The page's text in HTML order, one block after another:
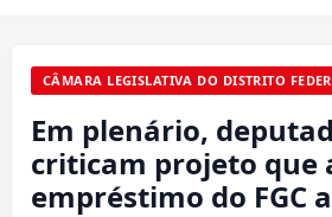
CÂMARA LEGISLATIVA DO DISTRITO
Em plenário,
criticam projeto que
empréstimo do FGC